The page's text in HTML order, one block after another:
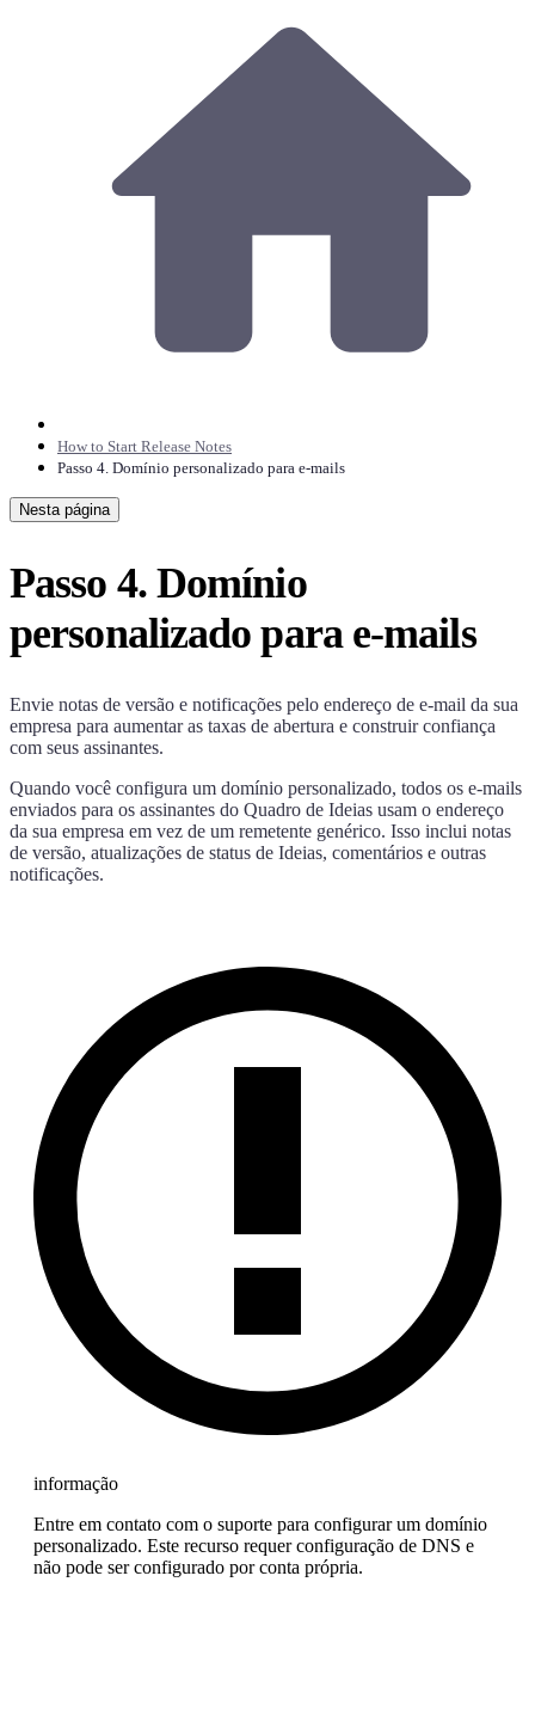
How to Start Release Notes
Passo 4. Domínio personalizado para e-mails
Nesta página
Passo 4. Domínio
personalizado para e-mails
Envie notas de versão e notificações pelo endereço de e-mail da sua
empresa para aumentar as taxas de abertura e construir confiança
com seus assinantes.
Quando você configura um domínio personalizado, todos os e-mails
enviados para os assinantes do Quadro de Ideias usam o endereço
da sua empresa em vez de um remetente genérico. Isso inclui notas
de versão, atualizações de status de Ideias, comentários e outras
notificações.
informação
Entre em contato com o suporte para configurar um domínio
personalizado. Este recurso requer configuração de DNS e
não pode ser configurado por conta própria.